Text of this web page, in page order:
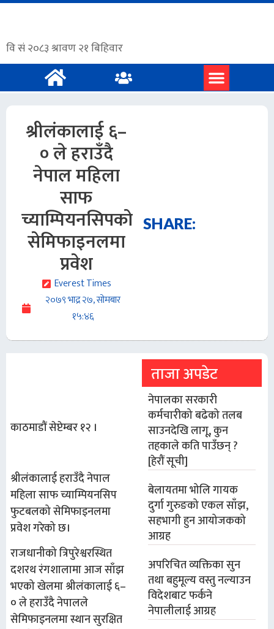
श्रीलंकालाई ६–
० ले हराउँदै
नेपाल महिला
साफ
च्याम्पियनसिपको
सेमिफाइनलमा
प्रवेश
Everest Times
२०७९ भाद्र २७, सोमबार
१५:४६
SHARE:
काठमाडौं सेप्टेम्बर १२ ।
श्रीलंकालाई हराउँदै नेपाल
महिला साफ च्याम्पियनसिप
फुटबलको सेमिफाइनलमा
प्रवेश गरेको छ।
राजधानीको त्रिपुरेश्वरस्थित
दशरथ रंगशालामा आज साँझ
भएको खेलमा श्रीलंकालाई ६–
० ले हराउँदै नेपालले
सेमिफाइनलमा स्थान सुरक्षित
ताजा अपडेट
नेपालका सरकारी
कर्मचारीको बढेको तलब
साउनदेखि लागू, कुन
तहकाले कति पाउँछन् ?
[हेरौं सूची]
बेलायतमा भोलि गायक
दुर्गा गुरुङको एकल साँझ,
सहभागी हुन आयोजकको
आग्रह
अपरिचित व्यक्तिका सुन
तथा बहुमूल्य वस्तु नल्याउन
विदेशबाट फर्कने
नेपालीलाई आग्रह